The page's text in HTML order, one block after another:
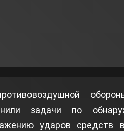
задачи по
ударов средств